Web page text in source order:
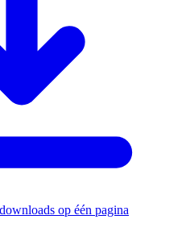
op één pagina